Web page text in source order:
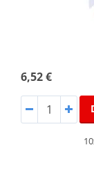
6,52 €